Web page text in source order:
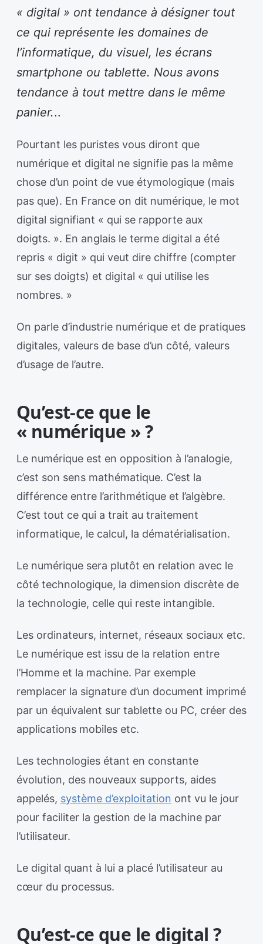
« digital » ont tendance à désigner tout
ce qui représente les domaines de
l’informatique, du visuel, les écrans
smartphone ou tablette. Nous avons
tendance à tout mettre dans le même
panier...
Pourtant les puristes vous diront que
numérique et digital ne signifie pas la même
chose d’un point de vue étymologique (mais
pas que). En France on dit numérique, le mot
digital signifiant « qui se rapporte aux
doigts. ». En anglais le terme digital a été
repris « digit » qui veut dire chiffre (compter
sur ses doigts) et digital « qui utilise les
nombres. »
On parle d’industrie numérique et de pratiques
digitales, valeurs de base d’un côté, valeurs
d’usage de l’autre.
Qu’est-ce que le
« numérique » ?
Le numérique est en opposition à l’analogie,
c’est son sens mathématique. C’est la
différence entre l’arithmétique et l’algèbre.
C’est tout ce qui a trait au traitement
informatique, le calcul, la dématérialisation.
Le numérique sera plutôt en relation avec le
côté technologique, la dimension discrète de
la technologie, celle qui reste intangible.
Les ordinateurs, internet, réseaux sociaux etc.
Le numérique est issu de la relation entre
l’Homme et la machine. Par exemple
remplacer la signature d’un document imprimé
par un équivalent sur tablette ou PC, créer des
applications mobiles etc.
Les technologies étant en constante
évolution, des nouveaux supports, aides
appelés, système d’exploitation ont vu le jour
pour faciliter la gestion de la machine par
l’utilisateur.
Le digital quant à lui a placé l’utilisateur au
cœur du processus.
Qu’est-ce que le digital ?